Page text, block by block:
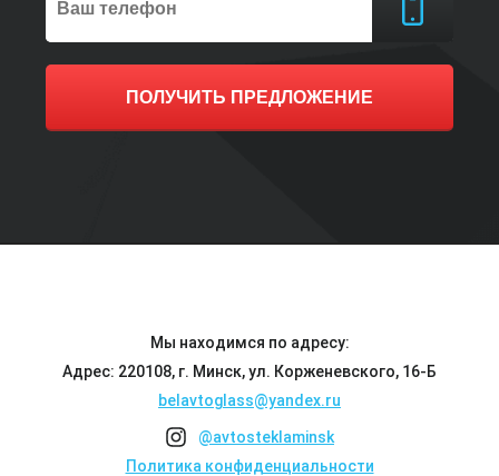
ПОЛУЧИТЬ ПРЕДЛОЖЕНИЕ
Мы находимся по адресу:
Адрес: 220108, г. Минск, ул. Корженевского, 16-Б
belavtoglass@yandex.ru
@avtosteklaminsk
Политика конфиденциальности